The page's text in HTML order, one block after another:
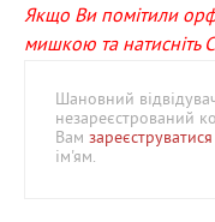
Якщо Ви помітили
мишкою та натисніть
Шановний
незареєстрований
Вам зареєструватися
ім'ям.